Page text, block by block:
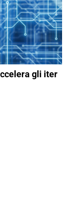
gli iter